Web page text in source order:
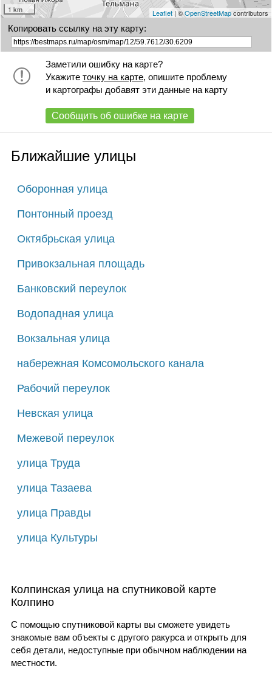
1 km Leaflet| ©OpenStreetMapcontributors
Копировать ссылку на эту карту:
Заметили ошибку на карте?
Укажите точку на карте, опишите проблему
и картографы добавят эти данные на карту
Сообщить об ошибке на карте
Ближайшие улицы
Оборонная улица
Понтонный проезд
Октябрьская улица
Привокзальная площадь
Банковский переулок
Водопадная улица
Вокзальная улица
набережная Комсомольского канала
Рабочий переулок
Невская улица
Межевой переулок
улица Труда
улица Тазаева
улица Правды
улица Культуры
Колпинская улица на спутниковой карте
Колпино
С помощью спутниковой карты вы сможете увидеть
знакомые вам объекты с другого ракурса и открыть для
себя детали, недоступные при обычном наблюдении на
местности.